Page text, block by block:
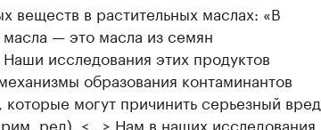
веществ в растительных маслах: «В
— это масла из семян
исследования этих продуктов
образования контаминантов
могут причинить серьезный вред
ред). ≤...≥ Нам в наших исследования